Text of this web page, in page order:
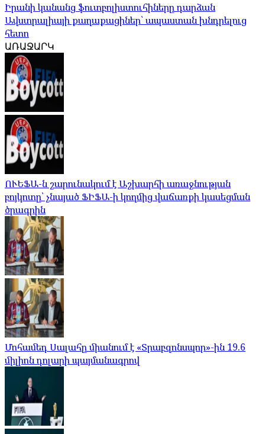
Իրանի կանանց ֆուտբոլիստուհիները դարձան
Ավստրալիայի քաղաքացիներ՝ ապաստան խնդրելուց
հետո
ԱՌԱՋԱՐԿ
ՈՒԵՖԱ-ն շարունակում է Աշխարհի առաջնության
բոյկոտը՝ չնայած ՖԻՖԱ-ի կողմից վաճառքի կասեցման
ծրագրին
Մոհամեդ Սալահը միանում է «Տրաբզոնսպոր»-ին 19.6
միլիոն դոլարի պայմանագրով